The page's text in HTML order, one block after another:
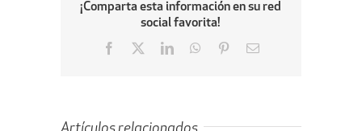
¡Comparta esta información en su red
social favorita!
Facebook
LinkedInWhatsApp
PinterestEmail